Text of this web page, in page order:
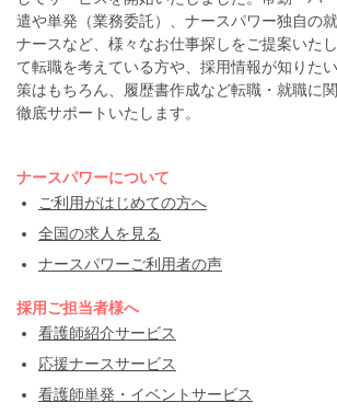
遣や単発（業務委託）、ナースパワー独自の
ナースなど、様々なお仕事探しをご提案いた
て転職を考えている方や、採用情報が知りた
策はもちろん、履歴書作成など転職・就職に
徹底サポートいたします。
ナースパワーについて
ご利用がはじめての方へ
全国の求人を見る
ナースパワーご利用者の声
採用ご担当者様へ
看護師紹介サービス
応援ナースサービス
看護師単発・イベントサービス